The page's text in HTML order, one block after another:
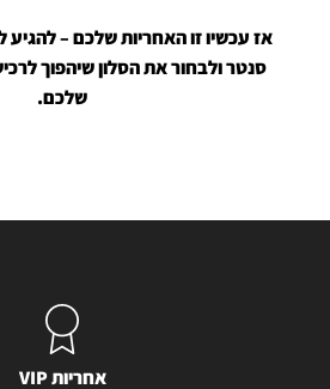
אז עכשיו זו האחריות שלכם – להגיע
סנטר ולבחור את הסלון שיהפוך
שלכם.
אחריות VIP